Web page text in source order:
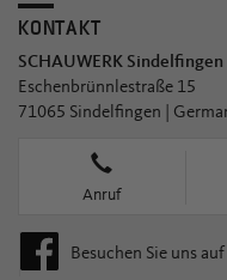
KONTAKT
SCHAUWERK Sindelfingen
Eschenbrünnlestraße 15
71065 Sindelfingen |
Anruf
Besuchen Sie uns